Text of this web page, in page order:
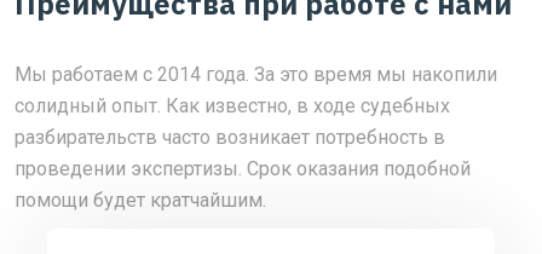
Мы работаем с 2014 года. За это время мы накопили
солидный опыт. Как известно, в ходе судебных
разбирательств часто возникает потребность в
проведении экспертизы. Срок оказания подобной
помощи будет кратчайшим.